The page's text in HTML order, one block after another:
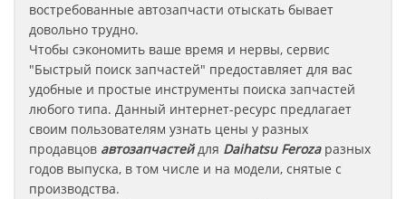
востребованные автозапчасти отыскать бывает
довольно трудно.
Чтобы сэкономить ваше время и нервы, сервис
"Быстрый поиск запчастей" предоставляет для вас
удобные и простые инструменты поиска запчастей
любого типа. Данный интернет-ресурс предлагает
своим пользователям узнать цены у разных
продавцов автозапчастейдля Daihatsu Ferozaразных
годов выпуска, в том числе и на модели, снятые с
производства.